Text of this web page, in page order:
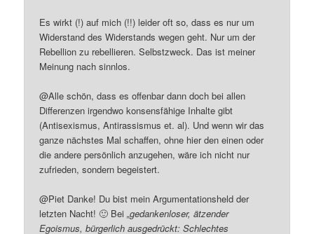
Es wirkt (!) auf mich (!!) leider oft so, dass es nur um
Widerstand des Widerstands wegen geht. Nur um der
Rebellion zu rebellieren. Selbstzweck. Das ist meiner
Meinung nach sinnlos.
@Alle schön, dass es offenbar dann doch bei allen
Differenzen irgendwo konsensfähige Inhalte gibt
(Antisexismus, Antirassismus et. al). Und wenn wir das
ganze nächstes Mal schaffen, ohne hier den einen oder
die andere persönlich anzugehen, wäre ich nicht nur
zufrieden, sondern begeistert.
@Piet Danke! Du bist mein Argumentationsheld der
letzten Nacht! 🙂 Bei„gedankenloser, ätzender
Egoismus, bürgerlich ausgedrückt: Schlechtes